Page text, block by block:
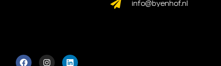
info@byenhof.nl